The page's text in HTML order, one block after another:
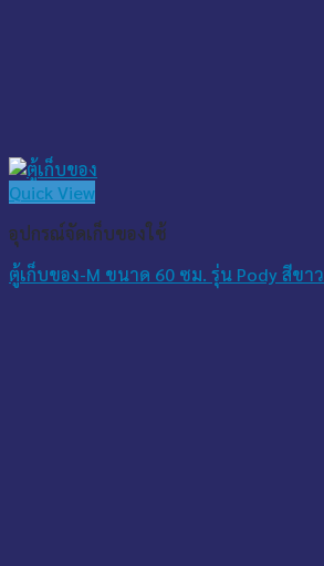
Quick View
อุปกรณ์จัดเก็บของใช้
ตู้เก็บของ-M ขนาด 60 ซม. รุ่น Pody สีขาว